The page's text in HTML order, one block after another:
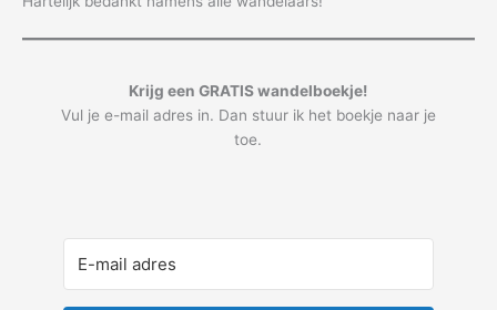
Krijg een GRATIS wandelboekje!
Vul je e-mail adres in. Dan stuur ik het boekje naar je
toe.